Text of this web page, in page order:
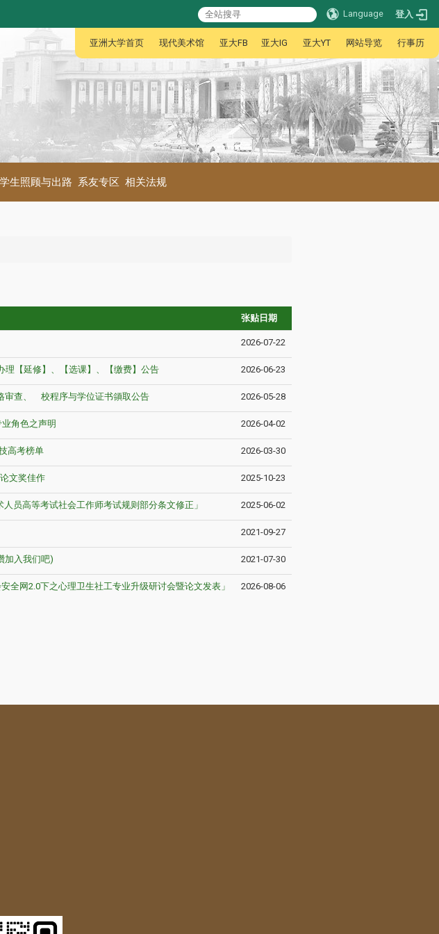
Language 登入
亚洲大学首页 现代美术馆 亚大FB 亚大IG 亚大YT 网站导览 行事历
学生照顾与出路 系友专区 相关法规
张贴日期
2026-07-22
理【延修】、【选课】、【缴费】公告 2026-06-23
审查、離校程序与学位证书領取公告 2026-05-28
角色之声明 2026-04-02
高考榜单 2026-03-30
文奖佳作 2025-10-23
员高等考试社会工作师考试规则部分条文修正」 2025-06-02
2021-09-27
加入我们吧) 2021-07-30
全网2.0下之心理卫生社工专业升级研讨会暨论文发表」 2026-08-06